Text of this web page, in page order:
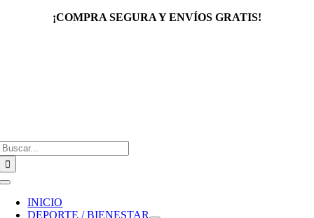
¡COMPRA SEGURA Y ENVÍOS GRATIS!
Toggle
Navigation
INICIO
DEPORTE / BIENESTAR